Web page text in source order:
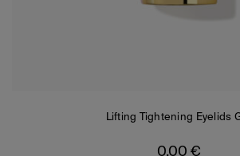
Lifting Tightening Eyelids
0,00 €